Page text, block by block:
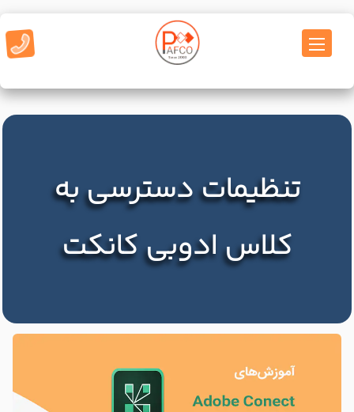
تنظیمات دسترسی به
کلاس ادوبی کانکت